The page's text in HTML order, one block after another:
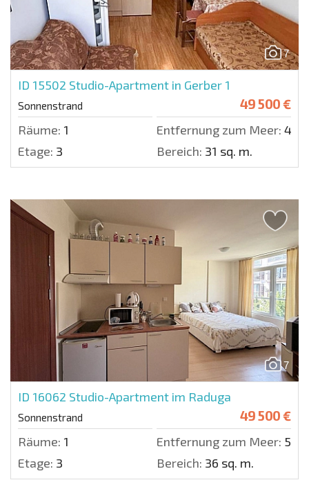
7
ID 15502 Studio-Apartment in Gerber 1
Sonnenstrand 49 500 €
Räume: 1 Entfernung zum Meer: 450
Etage: 3 Bereich: 31 sq. m.
7
ID 16062 Studio-Apartment im Raduga
Sonnenstrand 49 500 €
Räume: 1 Entfernung zum Meer: 500
Etage: 3 Bereich: 36 sq. m.